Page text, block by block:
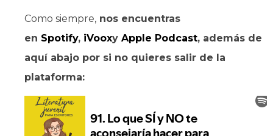
Como siempre, nos encuentras
en Spotify, iVooxy Apple Podcast, además de
aquí abajo por si no quieres salir de la
plataforma: